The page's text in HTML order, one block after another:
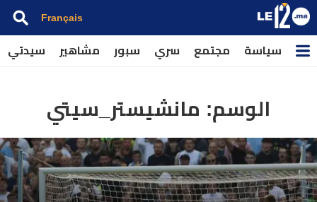
Français
سياسة مجتمع سري سبور مشاهير سيدتي
الوسم: مانشيستر_سيتي